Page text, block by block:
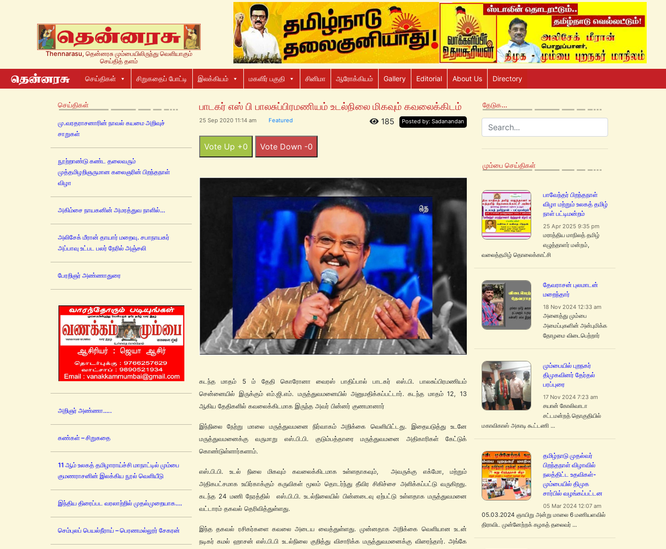
Thennarasu, தென்னரசு மும்பையிலிருந்து வெளியாகும்
செய்தித் தளம்
செய்திகள் சிறுகதைப் போட்டி இலக்கியம் மகளிர் பகுதி சினிமா ஆரோக்கியம் Gallery Editorial About Us Directory
செய்திகள்
மு.வரதராசனாரின் நாவல் கயமை அறிவுச்
சாறுகள்
நூற்றாண்டு கண்ட தலைவரும்
முத்தமிழறிஞருமான கலைஞரின் பிறந்தநாள்
விழா
அகிம்சை நாயகனின் அமரத்துவ நாளில்…
அலிசேக் மீரான் தாயார் மறைவு. சபாநாயகர்
அப்பாவு உட்பட பலர் நேரில் அஞ்சலி
பேரறிஞர் அண்ணாதுரை
அறிஞர் அண்ணா…..
கண்கள் – சிறுகதை
11 ஆம் உலகத் தமிழாராய்ச்சி மாநாட்டில் மும்பை
குமணராசனின் இலக்கிய நூல் வெளியீடு
இந்திய திரைப்பட வரலாற்றில் முதல்முறையாக….
செம்புலப் பெயல்நீராய் – பெரணமல்லூர் சேகரன்
பாடகர் எஸ் பி பாலசுப்பிரமணியம் உடல்நிலை மிகவும் கவலைக்கிடம்
25 Sep 2020 11:14 am Featured Posted by: Sadanandan
185
Vote Up +0 Vote Down -0
கடந்த மாதம் 5 ம் தேதி கொரோனா வைரஸ் பாதிப்பால் பாடகர் எஸ்.பி. பாலசுப்பிரமணியம்
சென்னையில் இருக்கும் எம்.ஜி.எம். மருத்துவமனையில் அனுமதிக்கப்பட்டார். கடந்த மாதம் 12, 13
ஆகிய தேதிகளில் கவலைக்கிடமாக இருந்த அவர் பின்னர் குணமானார்
இந்நிலை நேற்று மாலை மருத்துவமனை நிர்வாகம் அறிக்கை வெளியிட்டது. இதையடுத்து உடனே
மருத்துவமனைக்கு வருமாறு எஸ்.பி.பி. குடும்பத்தாரை மருத்துவமனை அதிகாரிகள் கேட்டுக்
கொண்டுள்ளார்களாம்.
எஸ்.பி.பி. உடல் நிலை மிகவும் கவலைக்கிடமாக உள்ளதாகவும், அவருக்கு எக்மோ, மற்றும்
அதிகபட்சமாக உயிர்காக்கும் கருவிகள் மூலம் தொடர்ந்து தீவிர சிகிச்சை அளிக்கப்பட்டு வருகிறது.
கடந்த 24 மணி நேரத்தில் எஸ்.பி.பி. உடல்நிலையில் பின்னடைவு ஏற்பட்டு உள்ளதாக மருத்துவமனை
வட்டாரம் தகவல் தெரிவித்துள்ளது.
இந்த தகவல் ரசிகர்களை கவலை அடைய வைத்துள்ளது. முன்னதாக அறிக்கை வெளியான உடன்
நடிகர் கமல் ஹாசன் எஸ்.பி.பி உடல்நிலை குறித்து விசாரிக்க மருத்துவமனைக்கு விரைந்தார். அங்கே
தேடுக…
மும்பை செய்திகள்
பாவேந்தர் பிறந்தநாள்
விழா மற்றும் உலகத் தமிழ்
நாள் பட்டிமன்றம்
25 Apr 2025 9:35 pm
மராத்திய மாநிலத் தமிழ்
எழுத்தாளர் மன்றம்,
வலைத்தமிழ் தொலைக்காட்சி
தேவராசன் புலமாடன்
மறைந்தார்
18 Nov 2024 12:33 am
அனைத்து மும்பை
அமைப்புகளின் அன்புமிக்க
தோழமை விடைபெற்றார்
மும்பையில் புறநகர்
திமுகவினர் தேர்தல்
பரப்புரை
17 Nov 2024 7:23 am
சயான் கோலிவாடா
சட்டமன்றத் தொகுதியில்
மகாவிகாஸ் அகாடி கூட்டணி ...
தமிழ்நாடு முதல்வர்
பிறந்தநாள் விழாவில்
நலத்திட்ட உதவிகள்-
மும்பையில் திமுக
சார்பில் வழங்கப்பட்டன
05 Mar 2024 12:07 am
05.03.2024 ஞாயிறு அன்று மாலை 6 மணியளவில்
திராவிட முன்னேற்றக் கழகத் தலைவர் ...